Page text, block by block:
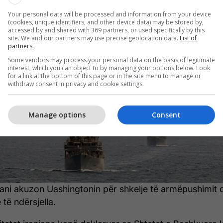
2026 • 23:36
akuzon SHBA-në për shkelje të
akuzon Uashingtonin për shkelje të armëpushimit
të ndërsjella.
Your personal data will be processed and information from your device
(cookies, unique identifiers, and other device data) may be stored by,
accessed by and shared with 369 partners, or used specifically by this
site. We and our partners may use precise geolocation data. List of
partners.
Some vendors may process your personal data on the basis of legitimate
interest, which you can object to by managing your options below. Look
for a link at the bottom of this page or in the site menu to manage or
withdraw consent in privacy and cookie settings.
Consent
Manage options